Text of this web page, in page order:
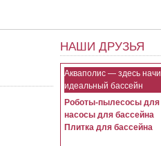
строительство своего
выбор
НАШИ ДРУЗЬЯ
Акваполис — здесь
идеальный бассейн
Роботы-пылесосы для
насосы для бассейна
Плитка для бассейна